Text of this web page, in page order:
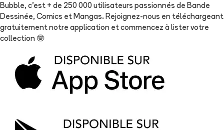
Bubble, c'est + de 250 000 utilisateurs passionnés de Bande
Dessinée, Comics et Mangas. Rejoignez-nous en téléchargeant
gratuitement notre application et commencez à lister votre
collection 🤓